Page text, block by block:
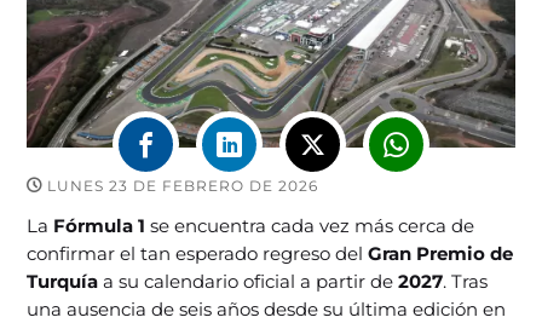
LUNES 23 DE FEBRERO DE 2026
La Fórmula 1 se encuentra cada vez más cerca de
confirmar el tan esperado regreso delGran Premio de
Turquía a su calendario oficial a partir de2027. Tras
una ausencia de seis años desde su última edición en